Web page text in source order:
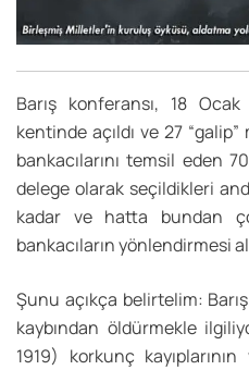
Barış konferansı, 18 Ocak
kentinde açıldı ve 27
bankacılarını temsil eden
delege olarak seçildikleri
kadar ve hatta bundan
bankacıların yönlendirmesi
Şunu açıkça belirtelim:
kaybından öldürmekle
1919) korkunç